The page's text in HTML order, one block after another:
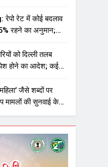
रेट में कोई बदलाव
रहने का अनुमान;
को दिल्ली तलब
होने का आदेश; कई
जैसे शब्दों पर
मामलों की सुनवाई के